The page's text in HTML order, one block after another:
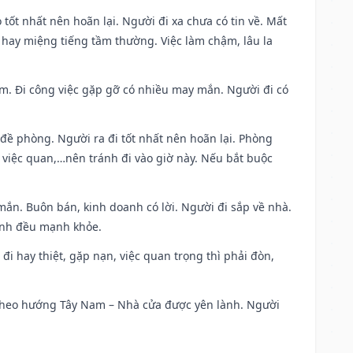
nhất nên hoãn lại. Người đi xa chưa có tin về. Mất
miệng tiếng tầm thường. Việc làm chậm, lâu la
Đi công việc gặp gỡ có nhiều may mắn. Người đi có
phòng. Người ra đi tốt nhất nên hoãn lại. Phòng
quan,…nên tránh đi vào giờ này. Nếu bắt buộc
Buôn bán, kinh doanh có lời. Người đi sắp về nhà.
đều mạnh khỏe.
hay thiệt, gặp nạn, việc quan trọng thì phải đòn,
hướng Tây Nam – Nhà cửa được yên lành. Người